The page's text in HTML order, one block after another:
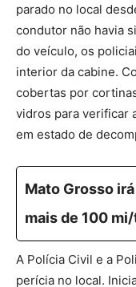
parado no local
condutor não havia
do veículo, os
interior da cabine.
cobertas por
vidros para verificar
em estado de
Mato Grosso
mais de 100
A Polícia Civil e a
perícia no local.